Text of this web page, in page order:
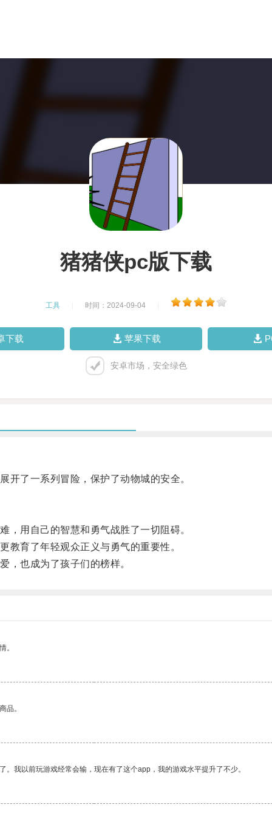
猪猪侠pc版下载
工具 时间：2024-09-04
下载 苹果下载
安卓市场，安全绿色
了一系列冒险，保护了动物城的安全。
用自己的智慧和勇气战胜了一切阻碍。
育了年轻观众正义与勇气的重要性。
也成为了孩子们的榜样。
。
品。
我以前玩游戏经常会输，现在有了这个app，我的游戏水平提升了不少。